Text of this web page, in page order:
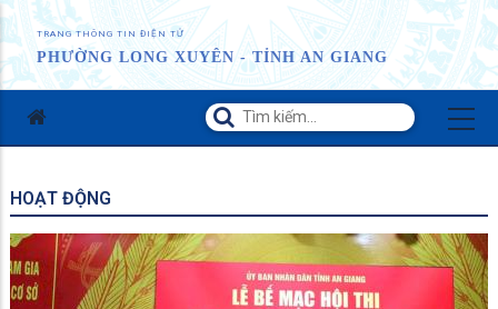
TRANG THÔNG TIN ĐIỆN TỬ
PHƯỜNG LONG XUYÊN - TỈNH AN GIANG
HOẠT ĐỘNG